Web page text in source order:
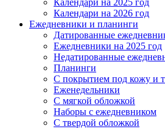
Календари на 2025 год
Календари на 2026 год
Ежедневники и планинги
Датированные
Ежедневники на 2025 год
Недатированные
Планинги
С покрытием под кожу и
Еженедельники
С мягкой обложкой
Наборы с ежедневником
С твердой обложкой